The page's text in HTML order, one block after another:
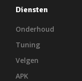
Diensten
Onderhoud
Tuning
Velgen
APK